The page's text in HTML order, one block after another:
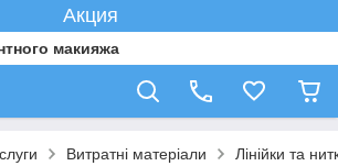
Акция
макияжа
Витратні матеріали Лінійки та